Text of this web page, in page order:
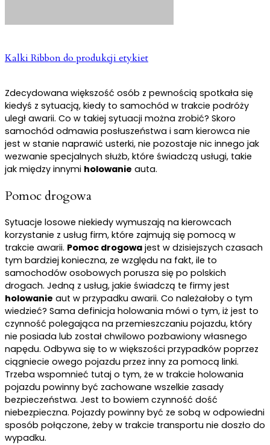
Kalki Ribbon do produkcji etykiet
Zdecydowana większość osób z pewnością spotkała się
kiedyś z sytuacją, kiedy to samochód w trakcie podróży
uległ awarii. Co w takiej sytuacji można zrobić? Skoro
samochód odmawia posłuszeństwa i sam kierowca nie
jest w stanie naprawić usterki, nie pozostaje nic innego jak
wezwanie specjalnych służb, które świadczą usługi, takie
jak między innymi holowanie auta.
Pomoc drogowa
Sytuacje losowe niekiedy wymuszają na kierowcach
korzystanie z usług firm, które zajmują się pomocą w
trakcie awarii. Pomoc drogowa jest w dzisiejszych czasach
tym bardziej konieczna, ze względu na fakt, ile to
samochodów osobowych porusza się po polskich
drogach. Jedną z usług, jakie świadczą te firmy jest
holowanie aut w przypadku awarii. Co należałoby o tym
wiedzieć? Sama definicja holowania mówi o tym, iż jest to
czynność polegająca na przemieszczaniu pojazdu, który
nie posiada lub został chwilowo pozbawiony własnego
napędu. Odbywa się to w większości przypadków poprzez
ciągniecie owego pojazdu przez inny za pomocą linki.
Trzeba wspomnieć tutaj o tym, że w trakcie holowania
pojazdu powinny być zachowane wszelkie zasady
bezpieczeństwa. Jest to bowiem czynność dość
niebezpieczna. Pojazdy powinny być ze sobą w odpowiedni
sposób połączone, żeby w trakcie transportu nie doszło do
wypadku.